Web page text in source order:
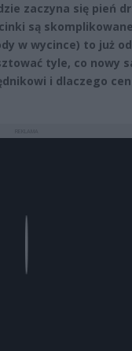
zaczyna się pień
są skomplikowane
w wycince) to już
tyle, co nowy
i dlaczego